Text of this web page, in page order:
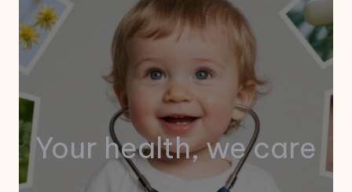
Your health, we care